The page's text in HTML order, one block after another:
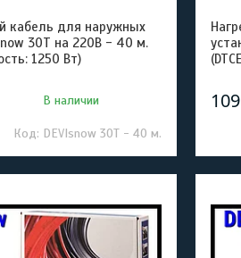
кабель для наружных
30T на 220В - 40 м.
1250 Вт)
В наличии
DEVIsnow 30T - 40 м.